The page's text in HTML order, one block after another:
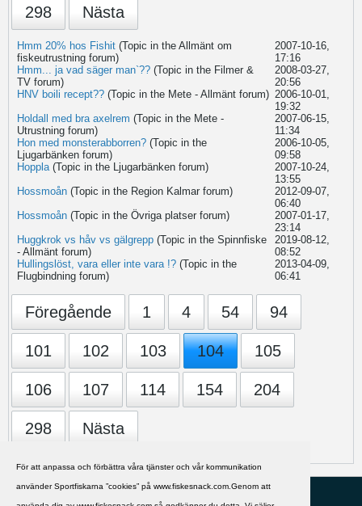
För att anpassa och förbättra våra tjänster och vår kommunikation
använder Sportfiskarna ”cookies” på www.fiskesnack.com.Genom att
298 Nästa
Hmm 20% hos Fishit (Topic in the Allmänt om
fiskeutrustningforum)
2007-10-16,
17:16
Hmm... ja vad säger man`?? (Topic in the Filmer &
TVforum)
2008-03-27,
20:56
HNV boili recept?? (Topic in the Mete - Allmäntforum) 2006-10-01,
19:32
Holdall med bra axelrem (Topic in the Mete -
Utrustningforum)
2007-06-15,
11:34
Hon med monsterabborren? (Topic in the
Ljugarbänkenforum)
2006-10-05,
09:58
Hoppla (Topic in the Ljugarbänkenforum)
2007-10-24,
13:55
Hossmoån (Topic in the Region Kalmarforum)
2012-09-07,
06:40
Hossmoån (Topic in the Övriga platserforum)
2007-01-17,
23:14
Huggkrok vs håv vs gälgrepp (Topic in the Spinnfiske
- Allmäntforum)
2019-08-12,
08:52
Hullingslöst, vara eller inte vara !? (Topic in the
Flugbindningforum)
2013-04-09,
06:41
Föregående 1 4 54 94
101 102 103 104 105
106 107 114 154 204
298 Nästa
HJÄLP